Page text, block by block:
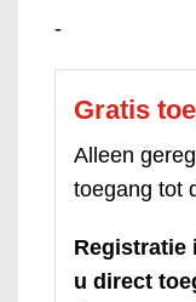
-
Gratis
Alleen
toegang tot
Registratie
u direct